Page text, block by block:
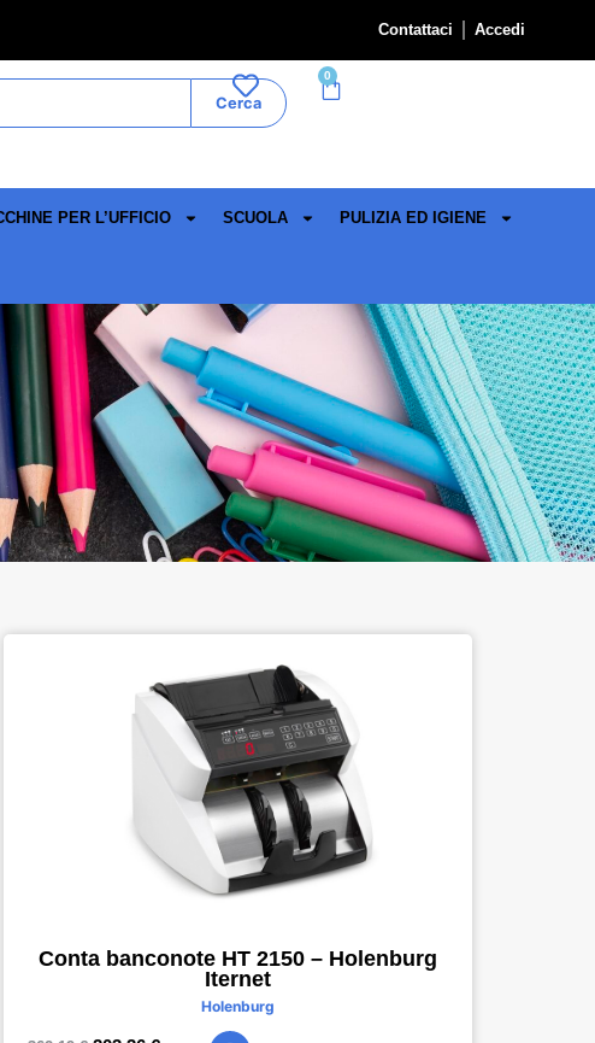
Contattaci Accedi
Cerca
0
PER L’UFFICIO SCUOLA PULIZIA ED IGIENE
Conta banconote HT 2150 – Holenburg
Iternet
Holenburg